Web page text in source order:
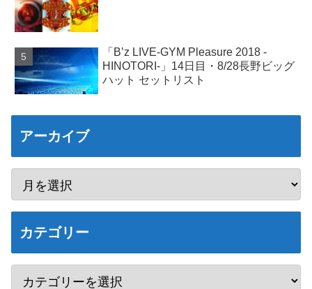
「B’z LIVE-GYM Pleasure 2018 -
HINOTORI-」14日目・8/28長野ビッグ
ハット セットリスト
アーカイブ
カテゴリー